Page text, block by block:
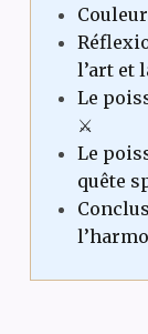
l’art et
Le
⚔️
Le
quête